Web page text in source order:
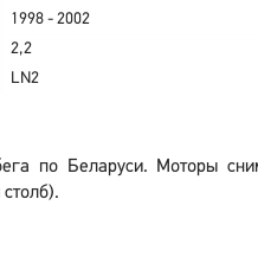
1998 - 2002
2,2
LN2
по Беларуси. Моторы